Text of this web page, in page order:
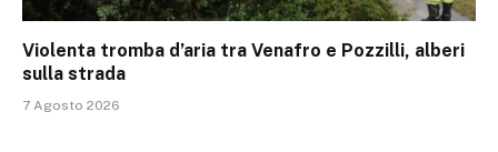
Violenta tromba d’aria tra Venafro e Pozzilli, alberi
sulla strada
7 Agosto 2026